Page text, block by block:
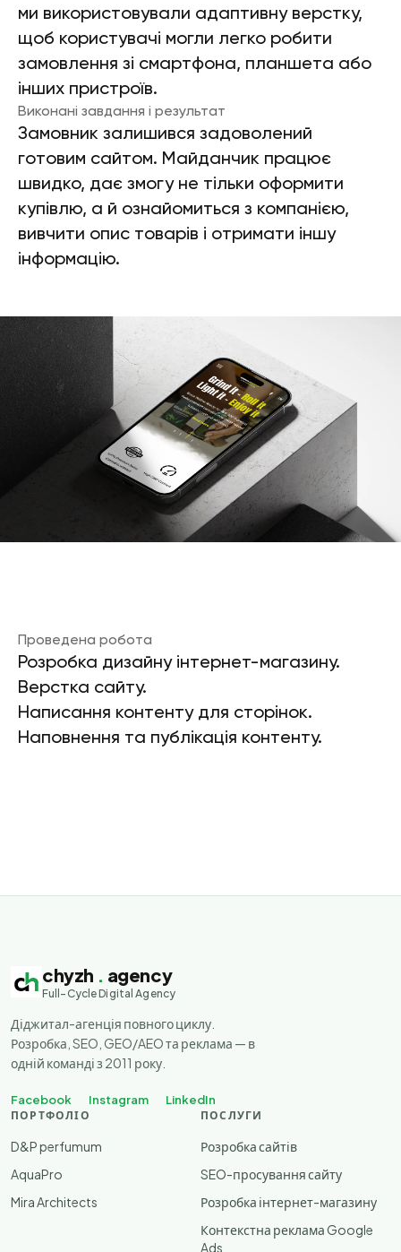
ми використовували адаптивну верстку,
щоб користувачі могли легко робити
замовлення зі смартфона, планшета або
інших пристроїв.
Виконані завдання і результат
Замовник залишився задоволений
готовим сайтом. Майданчик працює
швидко, дає змогу не тільки оформити
купівлю, а й ознайомиться з компанією,
вивчити опис товарів і отримати іншу
інформацію.
Проведена робота
Розробка дизайну інтернет-магазину.
Верстка сайту.
Написання контенту для сторінок.
Наповнення та публікація контенту.
chyzh . agency
Full-Cycle Digital Agency
Діджитал-агенція повного циклу.
Розробка, SEO, GEO/AEO та реклама — в
одній команді з 2011 року.
Facebook Instagram LinkedIn
ПОРТФОЛІО
D&P perfumum
AquaPro
Mira Architects
ПОСЛУГИ
Розробка сайтів
SEO-просування сайту
Розробка інтернет-магазину
Контекстна реклама Google
Ads